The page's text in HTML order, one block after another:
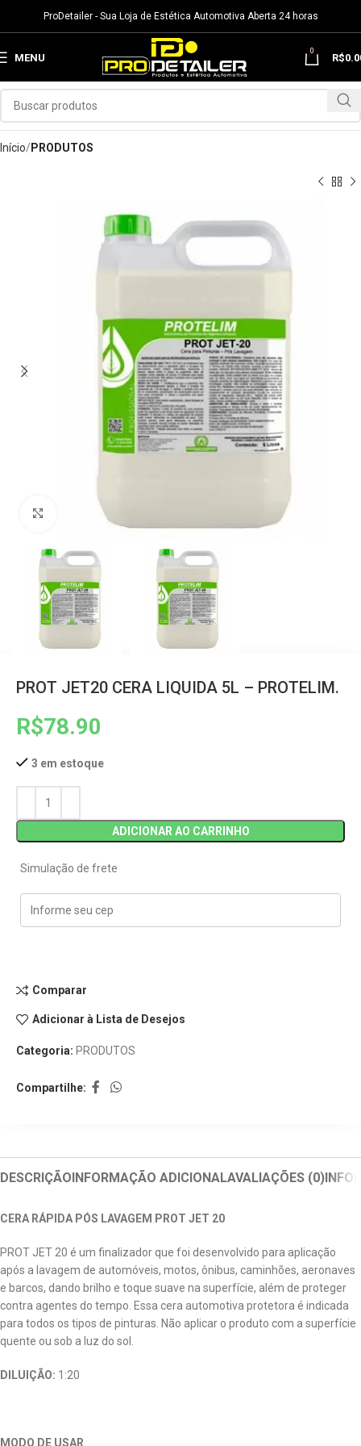
ProDetailer - Sua Loja de Estética Automotiva Aberta 24 horas
MENU
0
R$
Início PRODUTOS
Clique para ampliar
PROT JET20 CERA LIQUIDA 5L – PROTELIM.
R$78.90
3 em estoque
ADICIONAR AO CARRINHO
Simulação de frete
Comparar
Adicionar à Lista de Desejos
Categoria: PRODUTOS
Compartilhe:
DESCRIÇÃOINFORMAÇÃO ADICIONALAVALIAÇÕES (0)
CERA RÁPIDA PÓS LAVAGEM PROT JET 20
PROT JET 20 é um finalizador que foi desenvolvido para aplicação
após a lavagem de automóveis, motos, ônibus, caminhões, aeronaves
e barcos, dando brilho e toque suave na superfície, além de proteger
contra agentes do tempo. Essa cera automotiva protetora é indicada
para todos os tipos de pinturas. Não aplicar o produto com a superfície
quente ou sob a luz do sol.
DILUIÇÃO: 1:20
MODO DE USAR